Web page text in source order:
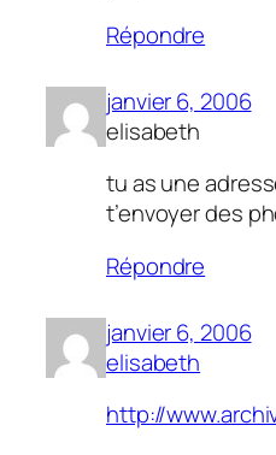
Répondre
janvier 6, 2006
elisabeth
tu as une
t’envoyer des
Répondre
janvier 6, 2006
elisabeth
http://